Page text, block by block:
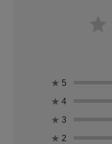
★ 5
★ 4
★ 3
★ 2